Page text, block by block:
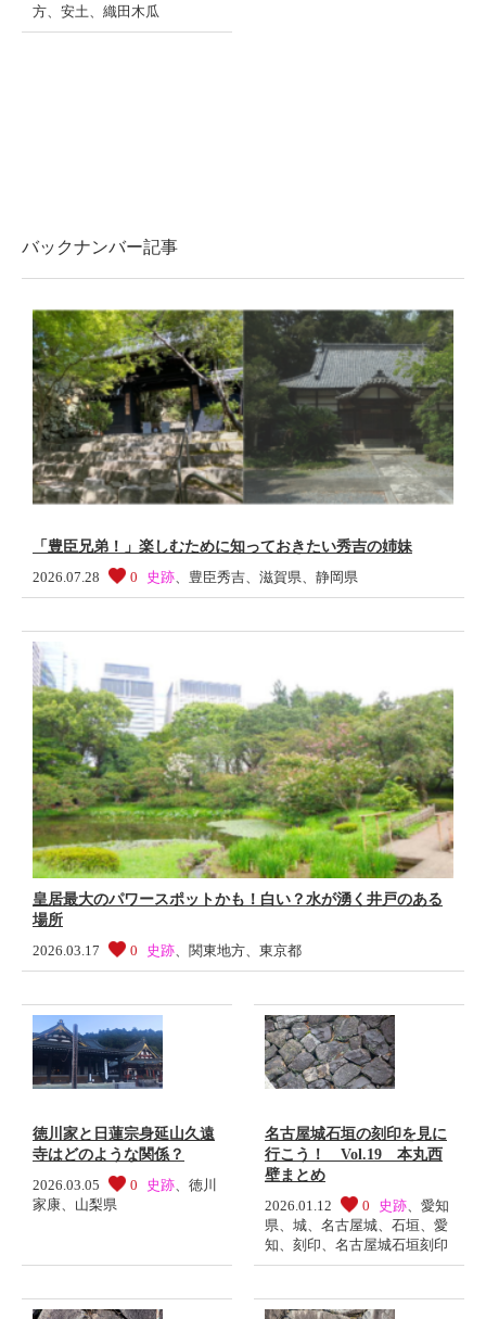
方 安土 織田木瓜
バックナンバー記事
「豊臣兄弟！」楽しむために知っておきたい秀吉の姉妹
2026.07.28 0 史跡 豊臣秀吉 滋賀県 静岡県
皇居最大のパワースポットかも！白い？水が湧く井戸のある
場所
2026.03.17 0 史跡、 関東地方、 東京都
徳川家と日蓮宗身延山久遠
寺はどのような関係？
2026.03.05 0 史跡、 徳川
家康、 山梨県
名古屋城石垣の刻印を見に
行こう！ Vol.19 本丸西
壁まとめ
2026.01.12 0 史跡、 愛知
県、 城、 名古屋城、 石垣、 愛
知、 刻印、 名古屋城石垣刻印